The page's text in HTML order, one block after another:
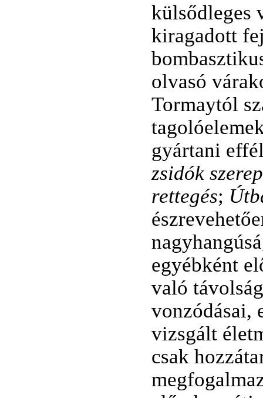
külsődleges
kiragadott
olvasó
Tormaytól
gyártani
zsidók
rettegés;
egyébként
való
vonzódásai,
vizsgált
csak